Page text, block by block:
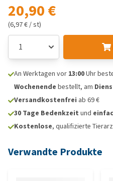
20,90 €
(6,97 € / st)
An Werktagen vor 13:00Uhr
Wochenende bestellt, am
Versandkostenfrei ab 69 €
30 Tage Bedenkzeit und
Kostenlose, qualifizierte
Verwandte Produkte